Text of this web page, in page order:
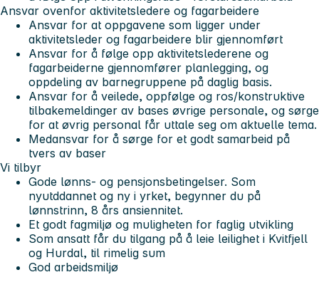
Ansvar ovenfor aktivitetsledere og fagarbeidere
Ansvar for at oppgavene som ligger under
aktivitetsleder og fagarbeidere blir gjennomført
Ansvar for å følge opp aktivitetslederene og
fagarbeiderne gjennomfører planlegging, og
oppdeling av barnegruppene på daglig basis.
Ansvar for å veilede, oppfølge og ros/konstruktive
tilbakemeldinger av bases øvrige personale, og sørge
for at øvrig personal får uttale seg om aktuelle tema.
Medansvar for å sørge for et godt samarbeid på
tvers av baser
Vi tilbyr
Gode lønns- og pensjonsbetingelser. Som
nyutddannet og ny i yrket, begynner du på
lønnstrinn, 8 års ansiennitet.
Et godt fagmiljø og muligheten for faglig utvikling
Som ansatt får du tilgang på å leie leilighet i Kvitfjell
og Hurdal, til rimelig sum
God arbeidsmiljø